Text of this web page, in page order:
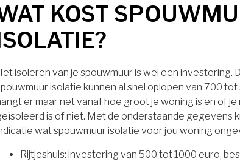
KOST
isoleren van je spouwmuur is wel een investering.
isolatie kunnen al snel oplopen van 700
er maar net vanaf hoe groot je woning is en of je
is of niet. Met de onderstaande gegevens
wat spouwmuur isolatie voor jou woning
Rijtjeshuis: investering van 500 tot 1000 euro,